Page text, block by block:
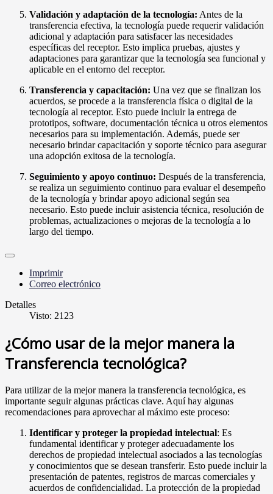
Validación y adaptación de la tecnología: Antes de la
transferencia efectiva, la tecnología puede requerir validación
adicional y adaptación para satisfacer las necesidades
específicas del receptor. Esto implica pruebas, ajustes y
adaptaciones para garantizar que la tecnología sea funcional y
aplicable en el entorno del receptor.
Transferencia y capacitación: Una vez que se finalizan los
acuerdos, se procede a la transferencia física o digital de la
tecnología al receptor. Esto puede incluir la entrega de
prototipos, software, documentación técnica u otros elementos
necesarios para su implementación. Además, puede ser
necesario brindar capacitación y soporte técnico para asegurar
una adopción exitosa de la tecnología.
Seguimiento y apoyo continuo: Después de la transferencia,
se realiza un seguimiento continuo para evaluar el desempeño
de la tecnología y brindar apoyo adicional según sea
necesario. Esto puede incluir asistencia técnica, resolución de
problemas, actualizaciones o mejoras de la tecnología a lo
largo del tiempo.
Imprimir
Correo electrónico
Detalles
Visto: 2123
¿Cómo usar de la mejor manera la
Transferencia tecnológica?
Para utilizar de la mejor manera la transferencia tecnológica, es
importante seguir algunas prácticas clave. Aquí hay algunas
recomendaciones para aprovechar al máximo este proceso:
Identificar y proteger la propiedad intelectual: Es
fundamental identificar y proteger adecuadamente los
derechos de propiedad intelectual asociados a las tecnologías
y conocimientos que se desean transferir. Esto puede incluir la
presentación de patentes, registros de marcas comerciales y
acuerdos de confidencialidad. La protección de la propiedad